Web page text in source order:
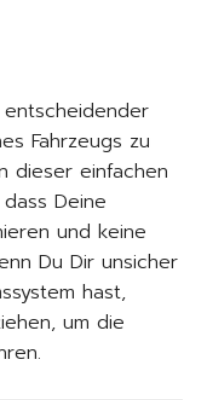
Fahrzeugs zu
dieser einfachen
Deine
und keine
Du Dir unsicher
hast,
um die